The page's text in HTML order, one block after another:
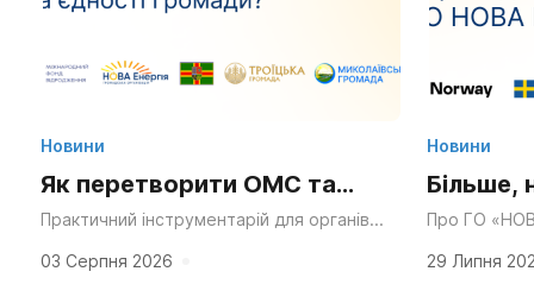
Новини
Як перетворити ОМС та
Статут громади на
суперсилу для згуртування
Практичний інструментарій для органів
організацій та активних мешканців.
«Мальовнича природа», «працьовиті
03 Серпня 2026
Новини
Більше,
та
у
Про ГО
29 Липня